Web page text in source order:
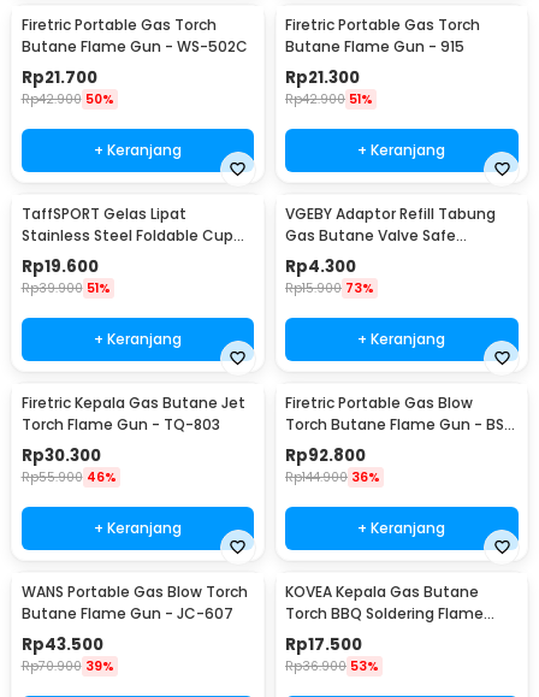
Firetric Portable Gas Torch
Butane Flame Gun - WS-502C
Rp21.700
Rp42.900 50%
+ Keranjang
Firetric Portable Gas Torch
Butane Flame Gun - 915
Rp21.300
Rp42.900 51%
+ Keranjang
TaffSPORT Gelas Lipat
Stainless Steel Foldable Cup
Carabiner 240ml - F180
Rp19.600
Rp39.900 51%
+ Keranjang
VGEBY Adaptor Refill Tabung
Gas Butane Valve Safe
Switching - TL-SA001
Rp4.300
Rp15.900 73%
+ Keranjang
Firetric Kepala Gas Butane Jet
Torch Flame Gun - TQ-803
Rp30.300
Rp55.900 46%
+ Keranjang
Firetric Portable Gas Blow
Torch Butane Flame Gun - BS-
401
Rp92.800
Rp144.900 36%
+ Keranjang
WANS Portable Gas Blow Torch
Butane Flame Gun - JC-607
Rp43.500
Rp70.900 39%
KOVEA Kepala Gas Butane
Torch BBQ Soldering Flame
Gun - KT2008
Rp17.500
Rp36.900 53%